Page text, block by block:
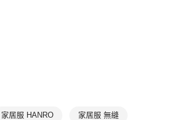
運-以PackAge+配客嘉循環箱包裝寄出
含以上)免運費
含以上)免運費
家居服 HANRO 家居服 無縫